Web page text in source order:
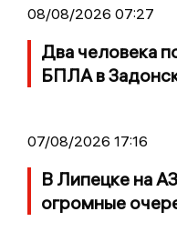
08/08/2026 07:27
Два человека
БПЛА в
07/08/2026 17:16
В Липецке на
огромные